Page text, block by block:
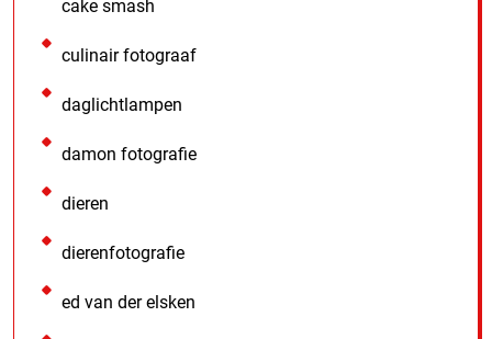
cake smash
culinair fotograaf
daglichtlampen
damon fotografie
dieren
dierenfotografie
ed van der elsken